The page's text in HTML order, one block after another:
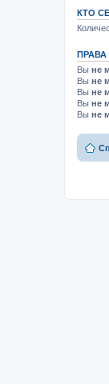
КТО
Вы не
Вы не
Вы не
Вы не
Вы не